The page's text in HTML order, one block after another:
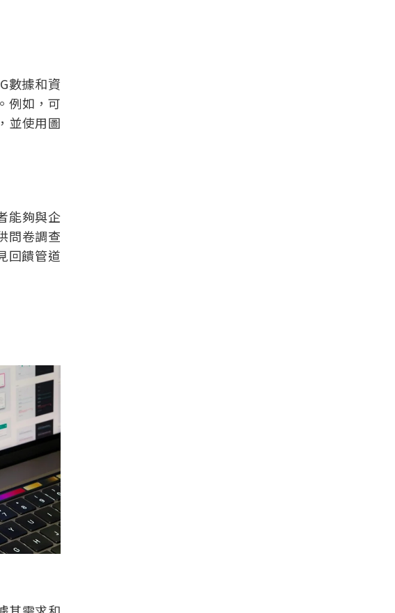
數據和資
例如，可
並使用圖
能夠與企
問卷調查
回饋管道